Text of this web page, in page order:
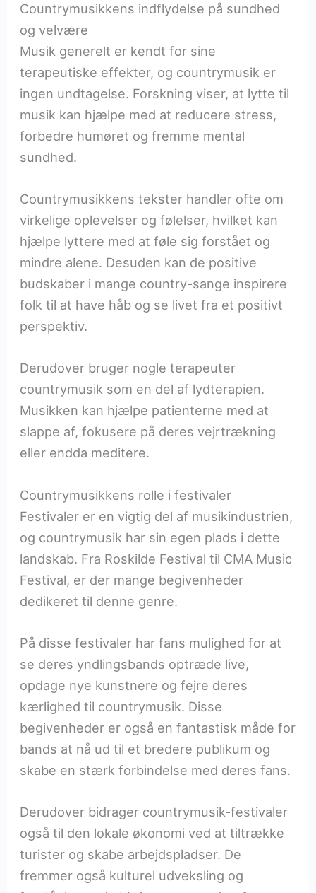
Countrymusikkens indflydelse på sundhed
og velvære
Musik generelt er kendt for sine
terapeutiske effekter, og countrymusik er
ingen undtagelse. Forskning viser, at lytte til
musik kan hjælpe med at reducere stress,
forbedre humøret og fremme mental
sundhed.
Countrymusikkens tekster handler ofte om
virkelige oplevelser og følelser, hvilket kan
hjælpe lyttere med at føle sig forstået og
mindre alene. Desuden kan de positive
budskaber i mange country-sange inspirere
folk til at have håb og se livet fra et positivt
perspektiv.
Derudover bruger nogle terapeuter
countrymusik som en del af lydterapien.
Musikken kan hjælpe patienterne med at
slappe af, fokusere på deres vejrtrækning
eller endda meditere.
Countrymusikkens rolle i festivaler
Festivaler er en vigtig del af musikindustrien,
og countrymusik har sin egen plads i dette
landskab. Fra Roskilde Festival til CMA Music
Festival, er der mange begivenheder
dedikeret til denne genre.
På disse festivaler har fans mulighed for at
se deres yndlingsbands optræde live,
opdage nye kunstnere og fejre deres
kærlighed til countrymusik. Disse
begivenheder er også en fantastisk måde for
bands at nå ud til et bredere publikum og
skabe en stærk forbindelse med deres fans.
Derudover bidrager countrymusik-festivaler
også til den lokale økonomi ved at tiltrække
turister og skabe arbejdspladser. De
fremmer også kulturel udveksling og